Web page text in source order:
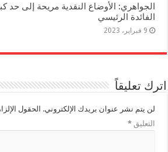
الجواهري: الأوضاع النقدية مريحة إلى حد
الفائدة الرئيسي
9 فبراير، 2023
اترك تعليقاً
لن يتم نشر عنوان بريدك الإلكتروني. الحقول
التعليق*